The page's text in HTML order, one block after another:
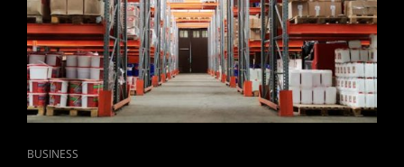
CAT
BUSINESS